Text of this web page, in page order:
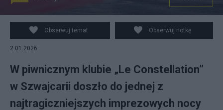
na zdjęciu: bar Le Constellation w Szwajcarii. fot.
PAP/EPA/JEAN-CHRISTOPHE BOTT
Obserwuj temat Obserwuj notkę
2.01.2026
W piwnicznym klubie „Le Constellation”
w Szwajcarii doszło do jednej z
najtragiczniejszych imprezowych nocy